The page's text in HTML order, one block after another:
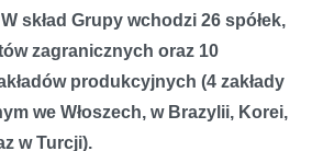
skład Grupy wchodzi 26 spółek,
zagranicznych oraz 10
produkcyjnych (4 zakłady
we Włoszech, w Brazylii, Korei,
w Turcji).